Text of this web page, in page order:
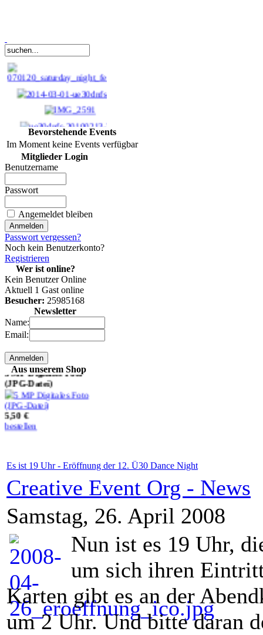
Bevorstehende Events
Im Moment keine Events verfügbar
Mitglieder Login
Benutzername
Passwort
Angemeldet bleiben
Passwort vergessen?
Noch kein Benutzerkonto?
Registrieren
Wer ist online?
Kein Benutzer Online
Aktuell 1 Gast online
Besucher: 25985168
Newsletter
Name:
Email:
Aus unserem Shop
keine Karten mehr
(online) verfügbar!
0,00 €
bestellen
2 MP Digitales Foto
(JPG-Datei)
bestellen
5 MP Digitales Foto
(JPG-Datei)
5,50 €
bestellen
9,50 €
bestellen
Es ist 19 Uhr - Eröffnung der 12. Ü30 Dance Night
Creative Event Org - News
Samstag, 26. April 2008
Nun ist es 19 Uhr,
um sich ihren
Karten gibt es an der
um 2 Uhr. Und bitte daran